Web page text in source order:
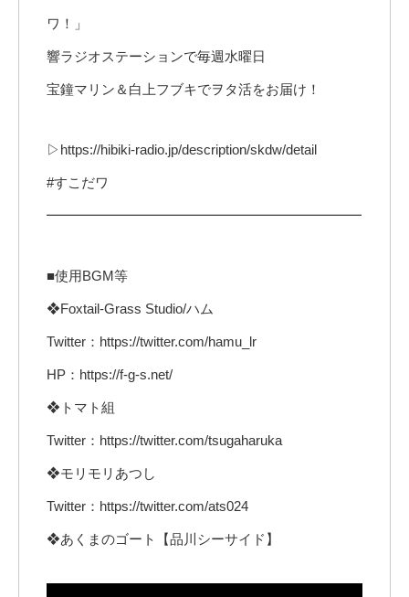
ワ！」
響ラジオステーションで毎週水曜日
宝鐘マリン＆白上フブキでヲタ活をお届け！
▷https://hibiki-radio.jp/description/skdw/detail
#すこだワ
━━━━━━━━━━━━━━━━━━━━━━━
■使用BGM等
❖Foxtail-Grass Studio/ハム
Twitter：https://twitter.com/hamu_lr
HP：https://f-g-s.net/
❖トマト組
Twitter：https://twitter.com/tsugaharuka
❖モリモリあつし
Twitter：https://twitter.com/ats024
❖あくまのゴート【品川シーサイド】